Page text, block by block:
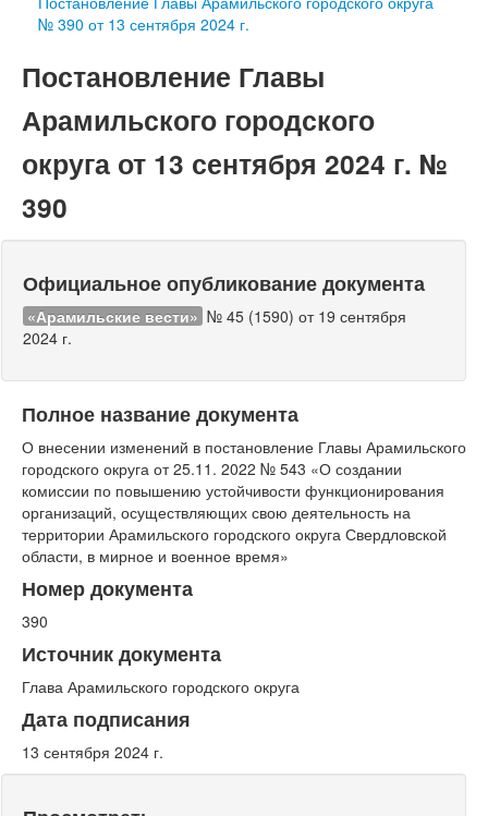
№ 390 от 13 сентября 2024 г.
Постановление Главы
Арамильского городского
округа от 13 сентября 2024 г. №
390
Официальное опубликование документа
«Арамильские вести» № 45 (1590) от 19 сентября
2024 г.
Полное название документа
О внесении изменений в постановление Главы Арамильского
городского округа от 25.11. 2022 № 543 «О создании
комиссии по повышению устойчивости функционирования
организаций, осуществляющих свою деятельность на
территории Арамильского городского округа Свердловской
области, в мирное и военное время»
Номер документа
390
Источник документа
Глава Арамильского городского округа
Дата подписания
13 сентября 2024 г.